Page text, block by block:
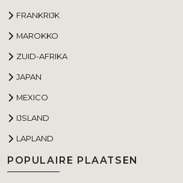
FRANKRIJK
MAROKKO
ZUID-AFRIKA
JAPAN
MEXICO
IJSLAND
LAPLAND
POPULAIRE PLAATSEN